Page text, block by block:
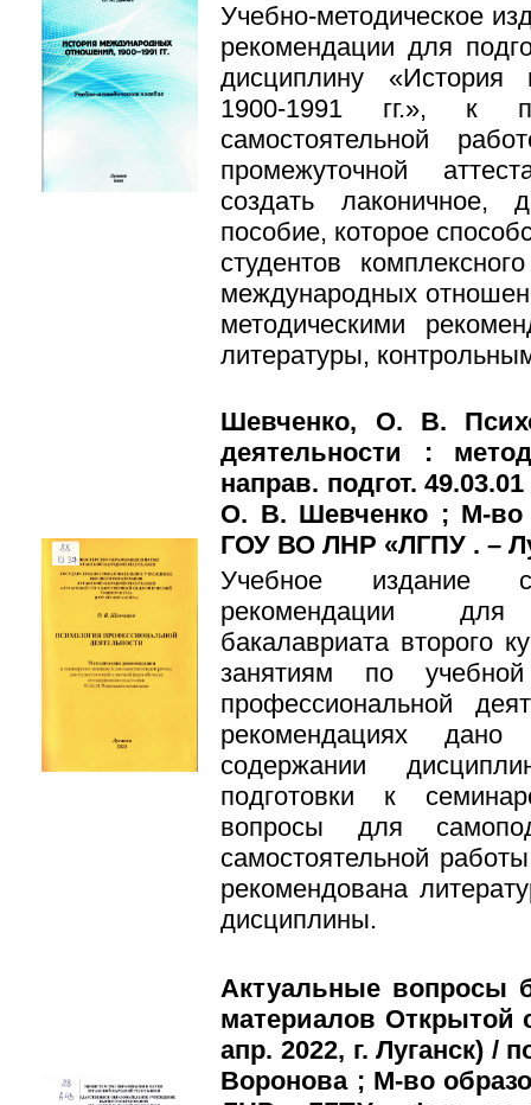
Учебно-методическое
рекомендации для
дисциплину «История
1900-1991 гг.», к
самостоятельной
промежуточной
создать лаконичное,
пособие, которое
студентов
международных
методическими
литературы,
Шевченко, О. В.
деятельности :
направ. подгот.
О. В. Шевченко ; М-во
ГОУ ВО ЛНР «ЛГПУ . –
Учебное издание
рекомендации для
бакалавриата второго
занятиям по
профессиональной
рекомендациях
содержании
подготовки к
вопросы для
самостоятельной
рекомендована
дисциплины.
Актуальные вопросы
материалов Открытой
апр. 2022, г. Луганск) /
Воронова ; М-во